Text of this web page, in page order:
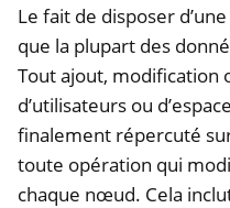
Le fait de disposer
que la plupart des
Tout ajout, modification
d’utilisateurs ou
finalement répercuté
toute opération qui
chaque nœud. Cela